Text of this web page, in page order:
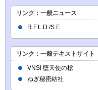
リンク：一般ニュース
R.F.L.D./S.E.
リンク：一般テキストサイト
VNSI 堕天使の槍
ねぎ秘密結社